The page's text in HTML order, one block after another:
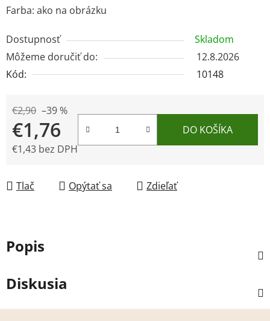
Farba: ako na obrázku
Dostupnosť
Skladom
Môžeme doručiť do:
12.8.2026
Kód:
10148
€2,90 –39 %
€1,76
€1,43 bez DPH
DO KOŠÍKA
Tlač Opýtať sa Zdieľať
Popis
Diskusia
Z